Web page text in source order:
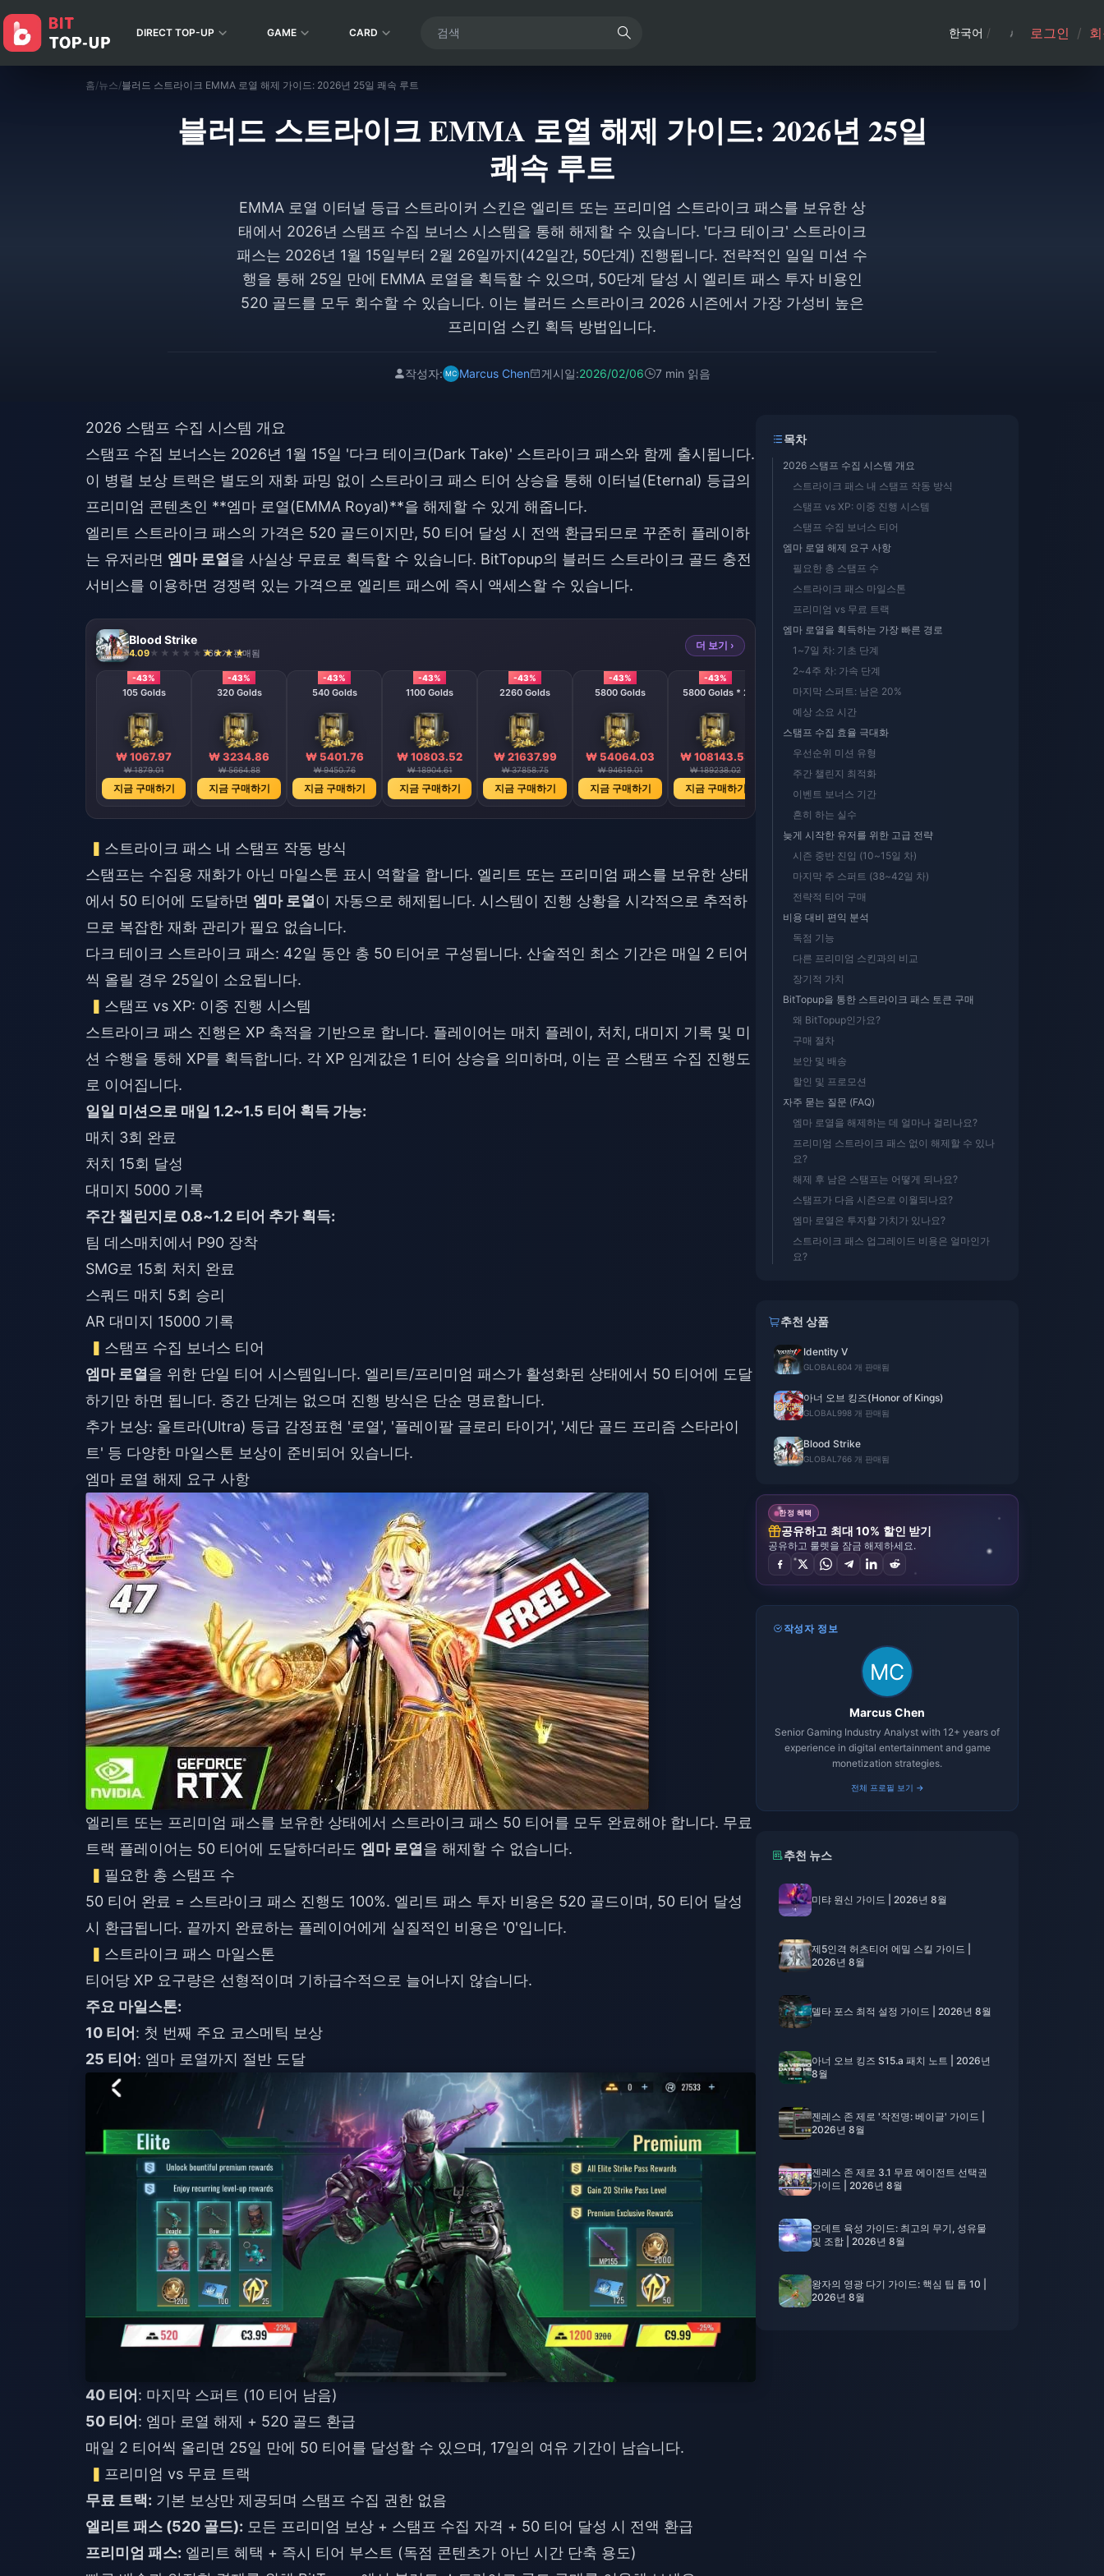
DIRECT TOP-UP GAME CARD 한국어 / 로그인 /
홈/뉴스/블러드 스트라이크 EMMA 로열 해제 가이드: 2026년 25일 쾌속 루트
블러드 스트라이크 EMMA 로열 해제 가이드: 2026년 25일
쾌속 루트
EMMA 로열 이터널 등급 스트라이커 스킨은 엘리트 또는 프리미엄 스트라이크 패스를 보유한 상
태에서 2026년 스탬프 수집 보너스 시스템을 통해 해제할 수 있습니다. '다크 테이크' 스트라이크
패스는 2026년 1월 15일부터 2월 26일까지(42일간, 50단계) 진행됩니다. 전략적인 일일 미션 수
행을 통해 25일 만에 EMMA 로열을 획득할 수 있으며, 50단계 달성 시 엘리트 패스 투자 비용인
520 골드를 모두 회수할 수 있습니다. 이는 블러드 스트라이크 2026 시즌에서 가장 가성비 높은
프리미엄 스킨 획득 방법입니다.
작성자: Marcus Chen 게시일:2026/02/06 7 min 읽음
2026 스탬프 수집 시스템 개요
스탬프 수집 보너스는 2026년 1월 15일 '다크 테이크(Dark Take)' 스트라이크 패스와 함께 출시됩니다.
이 병렬 보상 트랙은 별도의 재화 파밍 없이 스트라이크 패스 티어 상승을 통해 이터널(Eternal) 등급의
프리미엄 콘텐츠인 **엠마 로열(EMMA Royal)**을 해제할 수 있게 해줍니다.
엘리트 스트라이크 패스의 가격은 520 골드이지만, 50 티어 달성 시 전액 환급되므로 꾸준히 플레이하
는 유저라면 엠마 로열 을 사실상 무료로 획득할 수 있습니다. BitTopup의 블러드 스트라이크 골드 충전
서비스를 이용하면 경쟁력 있는 가격으로 엘리트 패스에 즉시 액세스할 수 있습니다.
Blood Strike
4.09 766 개 판매됨
더 보기 ›
-43%
105 Golds
₩ 1067.97
₩ 1879.01
지금 구매하기
-43%
320 Golds
₩ 3234.86
₩ 5664.88
지금 구매하기
-43%
540 Golds
₩ 5401.76
₩ 9450.76
지금 구매하기
-43%
1100 Golds
₩ 10803.52
₩ 18904.61
지금 구매하기
-43%
2260 Golds
₩ 21637.99
₩ 37858.75
지금 구매하기
-43%
5800 Golds
₩ 54064.03
₩ 94619.01
지금 구매하기
-43%
5800 Golds * 2
₩ 108143.53
₩ 189238.02
지금 구매하기
-43%
5800 Golds * 4
₩ 216271.58
₩ 378476.04
지금 구매하기
5800 Golds * 8
₩ 432543.16
스트라이크 패스 내 스탬프 작동 방식
스탬프는 수집용 재화가 아닌 마일스톤 표시 역할을 합니다. 엘리트 또는 프리미엄 패스를 보유한 상태
에서 50 티어에 도달하면 엠마 로열 이 자동으로 해제됩니다. 시스템이 진행 상황을 시각적으로 추적하
므로 복잡한 재화 관리가 필요 없습니다.
다크 테이크 스트라이크 패스: 42일 동안 총 50 티어로 구성됩니다. 산술적인 최소 기간은 매일 2 티어
씩 올릴 경우 25일이 소요됩니다.
스탬프 vs XP: 이중 진행 시스템
스트라이크 패스 진행은 XP 축적을 기반으로 합니다. 플레이어는 매치 플레이, 처치, 대미지 기록 및 미
션 수행을 통해 XP를 획득합니다. 각 XP 임계값은 1 티어 상승을 의미하며, 이는 곧 스탬프 수집 진행도
로 이어집니다.
일일 미션으로 매일 1.2~1.5 티어 획득 가능:
매치 3회 완료
처치 15회 달성
대미지 5000 기록
주간 챌린지로 0.8~1.2 티어 추가 획득:
팀 데스매치에서 P90 장착
SMG로 15회 처치 완료
스쿼드 매치 5회 승리
AR 대미지 15000 기록
스탬프 수집 보너스 티어
엠마 로열 을 위한 단일 티어 시스템입니다. 엘리트/프리미엄 패스가 활성화된 상태에서 50 티어에 도달
하기만 하면 됩니다. 중간 단계는 없으며 진행 방식은 단순 명료합니다.
추가 보상: 울트라(Ultra) 등급 감정표현 '로열', '플레이팔 글로리 타이거', '세단 골드 프리즘 스타라이
트' 등 다양한 마일스톤 보상이 준비되어 있습니다.
엠마 로열 해제 요구 사항
엘리트 또는 프리미엄 패스를 보유한 상태에서 스트라이크 패스 50 티어를 모두 완료해야 합니다. 무료
트랙 플레이어는 50 티어에 도달하더라도 엠마 로열 을 해제할 수 없습니다.
필요한 총 스탬프 수
50 티어 완료 = 스트라이크 패스 진행도 100%. 엘리트 패스 투자 비용은 520 골드이며, 50 티어 달성
시 환급됩니다. 끝까지 완료하는 플레이어에게 실질적인 비용은 '0'입니다.
스트라이크 패스 마일스톤
티어당 XP 요구량은 선형적이며 기하급수적으로 늘어나지 않습니다.
주요 마일스톤:
10 티어 : 첫 번째 주요 코스메틱 보상
25 티어 : 엠마 로열까지 절반 도달
40 티어 : 마지막 스퍼트 (10 티어 남음)
50 티어 : 엠마 로열 해제 + 520 골드 환급
매일 2 티어씩 올리면 25일 만에 50 티어를 달성할 수 있으며, 17일의 여유 기간이 남습니다.
프리미엄 vs 무료 트랙
무료 트랙: 기본 보상만 제공되며 스탬프 수집 권한 없음
엘리트 패스 (520 골드): 모든 프리미엄 보상 + 스탬프 수집 자격 + 50 티어 달성 시 전액 환급
프리미엄 패스: 엘리트 혜택 + 즉시 티어 부스트 (독점 콘텐츠가 아닌 시간 단축 용도)
목차
2026 스탬프 수집 시스템 개요
스트라이크 패스 내 스탬프 작동 방식
스탬프 vs XP: 이중 진행 시스템
스탬프 수집 보너스 티어
엠마 로열 해제 요구 사항
필요한 총 스탬프 수
스트라이크 패스 마일스톤
프리미엄 vs 무료 트랙
엠마 로열을 획득하는 가장 빠른 경로
1~7일 차: 기초 단계
2~4주 차: 가속 단계
마지막 스퍼트: 남은 20%
예상 소요 시간
스탬프 수집 효율 극대화
우선순위 미션 유형
주간 챌린지 최적화
이벤트 보너스 기간
흔히 하는 실수
늦게 시작한 유저를 위한 고급 전략
시즌 중반 진입 (10~15일 차)
마지막 주 스퍼트 (38~42일 차)
전략적 티어 구매
비용 대비 편익 분석
독점 기능
다른 프리미엄 스킨과의 비교
장기적 가치
BitTopup을 통한 스트라이크 패스 토큰 구매
왜 BitTopup인가요?
구매 절차
보안 및 배송
할인 및 프로모션
자주 묻는 질문 (FAQ)
엠마 로열을 해제하는 데 얼마나 걸리나요?
프리미엄 스트라이크 패스 없이 해제할 수 있나
요?
해제 후 남은 스탬프는 어떻게 되나요?
스탬프가 다음 시즌으로 이월되나요?
엠마 로열은 투자할 가치가 있나요?
스트라이크 패스 업그레이드 비용은 얼마인가
요?
추천 상품
Identity V
GLOBAL 604 개 판매됨
아너 오브 킹즈(Honor of Kings)
GLOBAL 998 개 판매됨
Blood Strike
GLOBAL 766 개 판매됨
한정 혜택
공유하고 최대 10% 할인 받기
공유하고 룰렛을 잠금 해제하세요.
작성자 정보
Marcus Chen
Senior Gaming Industry Analyst with 12+ years of
experience in digital entertainment and game
monetization strategies.
전체 프로필 보기 →
추천 뉴스
미탸 원신 가이드 | 2026년 8월
제5인격 허츠티어 에밀 스킬 가이드 |
2026년 8월
델타 포스 최적 설정 가이드 | 2026년 8월
아너 오브 킹즈 S15.a 패치 노트 | 2026년
8월
젠레스 존 제로 '작전명: 베이글' 가이드 |
2026년 8월
젠레스 존 제로 3.1 무료 에이전트 선택권
가이드 | 2026년 8월
오데트 육성 가이드: 최고의 무기, 성유물
및 조합 | 2026년 8월
왕자의 영광 다기 가이드: 핵심 팁 톱 10 |
2026년 8월